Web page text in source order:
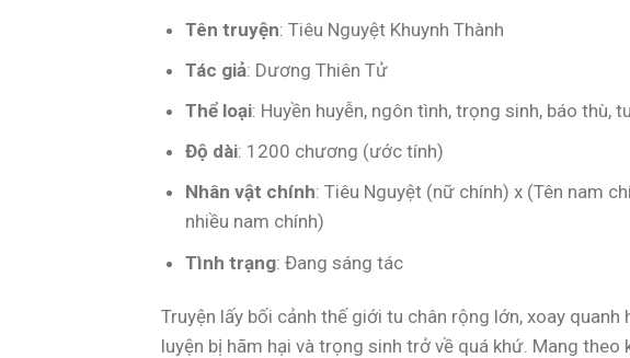
Tên truyện: Tiêu Nguyệt Khuynh Thành
Tác giả: Dương Thiên Tử
Thể loại: Huyền huyễn, ngôn tình, trọng sinh, báo thù,
Độ dài: 1200 chương (ước tính)
Nhân vật chính: Tiêu Nguyệt (nữ chính) x (Tên nam
nhiều nam chính)
Tình trạng: Đang sáng tác
Truyện lấy bối cảnh thế giới tu chân rộng lớn, xoay
luyện bị hãm hại và trọng sinh trở về quá khứ. Mang